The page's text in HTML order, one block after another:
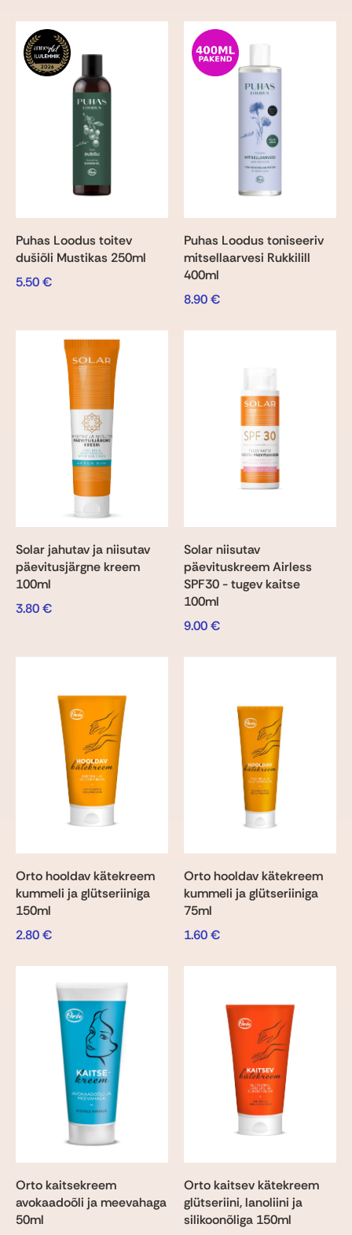
Puhas Loodus toitev
dušiõli Mustikas 250ml
5.50€
Puhas Loodus toniseeriv
mitsellaarvesi Rukkilill
400ml
8.90€
Solar jahutav ja niisutav
päevitusjärgne kreem
100ml
3.80€
Solar niisutav
päevituskreem Airless
SPF30 - tugev kaitse
100ml
9.00€
Orto hooldav kätekreem
kummeli ja glütseriiniga
150ml
2.80€
Orto hooldav kätekreem
kummeli ja glütseriiniga
75ml
1.60€
Orto kaitsekreem
avokaadoõli ja meevahaga
50ml
Orto kaitsev kätekreem
glütseriini, lanoliini ja
silikoonõliga 150ml